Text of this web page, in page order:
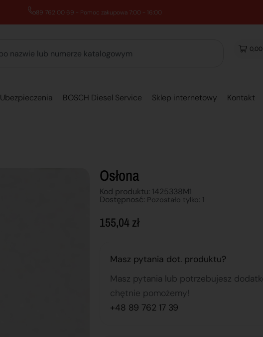
89 762 00 69 - Pomoc zakupowa 7:00 - 16:00
0,00
Ubezpieczenia BOSCH Diesel Service Sklep internetowy Kontakt
Osłona
Kod produktu: 1425338M1
Dostępnosć: Pozostało tylko: 1
155,04zł
Masz pytania dot. produktu?
Masz pytania lub potrzebujesz
chętnie pomożemy!
+48 89 762 17 39